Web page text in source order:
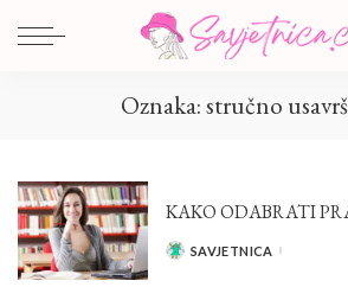
Oznaka:stručno
KAKO ODABRATI
POSTED
SAVJETNICA